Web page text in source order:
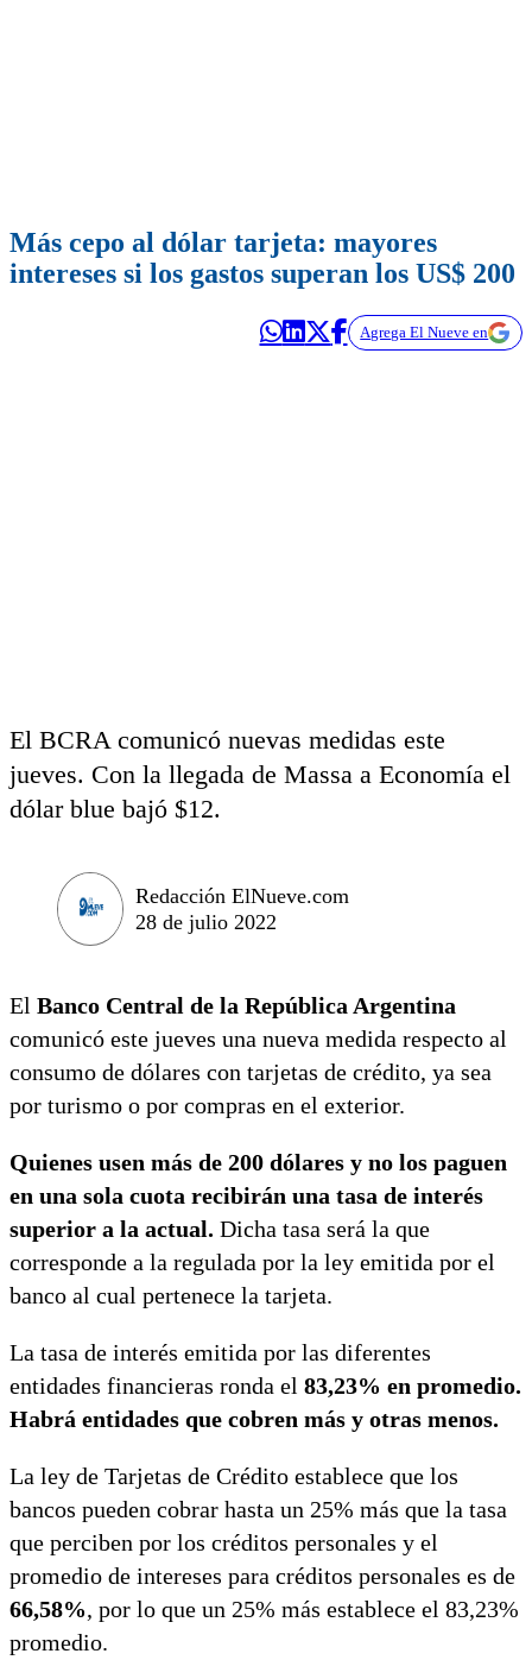
Más cepo al dólar tarjeta: mayores
intereses si los gastos superan los US$ 200
Agrega El Nueve en
El BCRA comunicó nuevas medidas este
jueves. Con la llegada de Massa a Economía el
dólar blue bajó $12.
Redacción ElNueve.com
28 de julio 2022
El Banco Central de la República Argentina
comunicó este jueves una nueva medida respecto al
consumo de dólares con tarjetas de crédito, ya sea
por turismo o por compras en el exterior.
Quienes usen más de 200 dólares y no los paguen
en una sola cuota recibirán una tasa de interés
superior a la actual. Dicha tasa será la que
corresponde a la regulada por la ley emitida por el
banco al cual pertenece la tarjeta.
La tasa de interés emitida por las diferentes
entidades financieras ronda el 83,23% en promedio.
Habrá entidades que cobren más y otras menos.
La ley de Tarjetas de Crédito establece que los
bancos pueden cobrar hasta un 25% más que la tasa
que perciben por los créditos personales y el
promedio de intereses para créditos personales es de
66,58%, por lo que un 25% más establece el 83,23%
promedio.